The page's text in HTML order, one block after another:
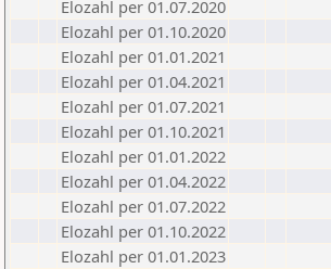
Elozahl per 01.07.2020
Elozahl per 01.10.2020
Elozahl per 01.01.2021
Elozahl per 01.04.2021
Elozahl per 01.07.2021
Elozahl per 01.10.2021
Elozahl per 01.01.2022
Elozahl per 01.04.2022
Elozahl per 01.07.2022
Elozahl per 01.10.2022
Elozahl per 01.01.2023